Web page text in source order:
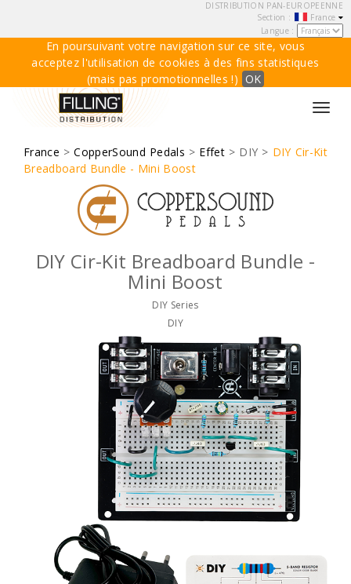
DISTRIBUTION PAN-EUROPEENNE
Section :
France
Langue :
En poursuivant votre navigation sur ce site, vous
acceptez l'utilisation de cookies à des fins statistiques
(mais pas promotionnelles !) OK
France >CopperSound Pedals > Effet > DIY > DIY Cir-Kit
Breadboard Bundle - Mini Boost
DIY Cir-Kit Breadboard Bundle -
Mini Boost
DIY Series
DIY